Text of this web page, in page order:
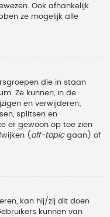
Ook afhankelijk
ze mogelijk alle
die in staan
Ze kunnen, in de
en verwijderen;
splitsen en
er gewoon op toe zien
( off-topicgaan) of
kan hij/zij dit doen
kunnen van